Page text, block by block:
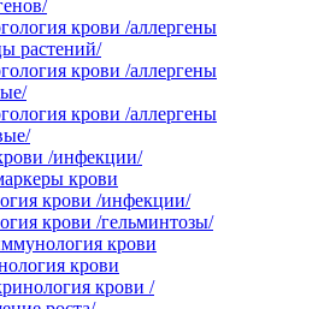
крови /аллергены
растений/
крови /аллергены
крови /аллергены
/инфекции/
крови
крови /инфекции/
крови /гельминтозы/
крови
крови
крови /